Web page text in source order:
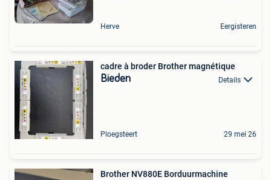
Herve Eergisteren
cadre à broder Brother magnétique
Bieden Details
Ploegsteert 29 mei 26
Brother NV880E Borduurmachine